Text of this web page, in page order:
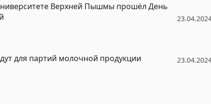
Верхней Пышмы прошёл День
для партий молочной продукции